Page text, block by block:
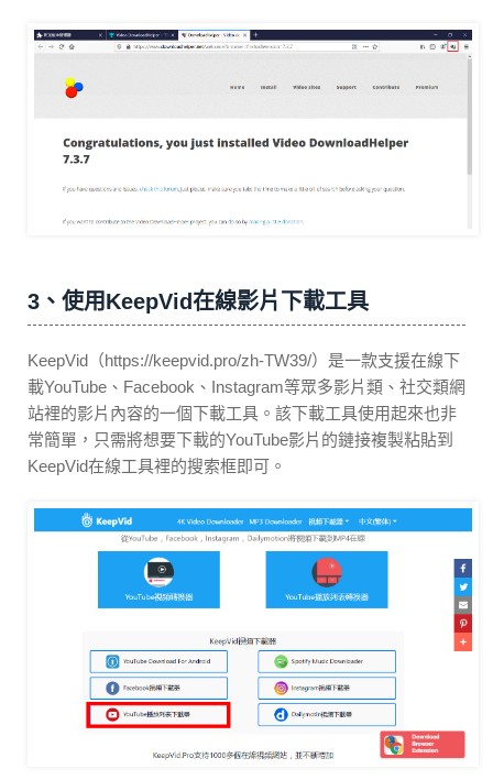
3、使用KeepVid在線影片下載工具
KeepVid（https://keepvid.pro/zh-TW39/）是一款支援在線下
載YouTube、Facebook、Instagram等眾多影片類、社交類網
站裡的影片內容的一個下載工具。該下載工具使用起來也非
常簡單，只需將想要下載的YouTube影片的鏈接複製粘貼到
KeepVid在線工具裡的搜索框即可。